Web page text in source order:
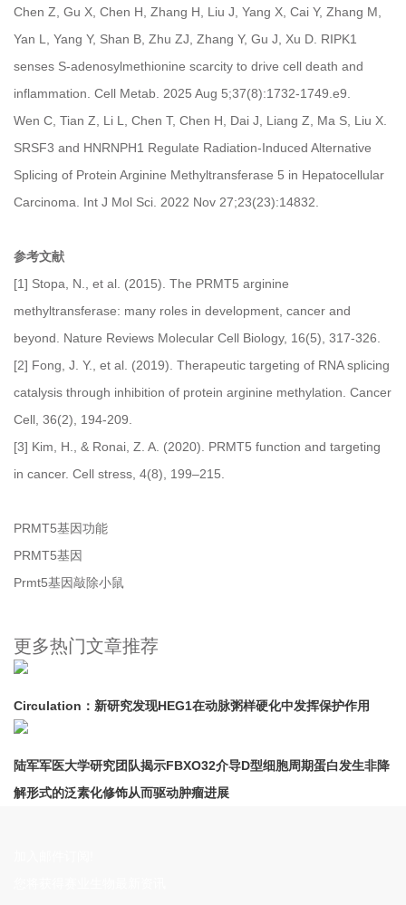
Chen Z, Gu X, Chen H, Zhang H, Liu J, Yang X, Cai Y, Zhang M,
Yan L, Yang Y, Shan B, Zhu ZJ, Zhang Y, Gu J, Xu D. RIPK1
senses S-adenosylmethionine scarcity to drive cell death and
inflammation. Cell Metab. 2025 Aug 5;37(8):1732-1749.e9.
Wen C, Tian Z, Li L, Chen T, Chen H, Dai J, Liang Z, Ma S, Liu X.
SRSF3 and HNRNPH1 Regulate Radiation-Induced Alternative
Splicing of Protein Arginine Methyltransferase 5 in Hepatocellular
Carcinoma. Int J Mol Sci. 2022 Nov 27;23(23):14832.
参考文献
[1] Stopa, N., et al. (2015). The PRMT5 arginine
methyltransferase: many roles in development, cancer and
beyond. Nature Reviews Molecular Cell Biology, 16(5), 317-326.
[2] Fong, J. Y., et al. (2019). Therapeutic targeting of RNA splicing
catalysis through inhibition of protein arginine methylation. Cancer
Cell, 36(2), 194-209.
[3] Kim, H., & Ronai, Z. A. (2020). PRMT5 function and targeting
in cancer. Cell stress, 4(8), 199–215.
PRMT5基因功能
PRMT5基因
Prmt5基因敲除小鼠
更多热门文章推荐
Circulation：新研究发现HEG1在动脉粥样硬化中发挥保护作用
陆军军医大学研究团队揭示FBXO32介导D型细胞周期蛋白发生非降
解形式的泛素化修饰从而驱动肿瘤进展